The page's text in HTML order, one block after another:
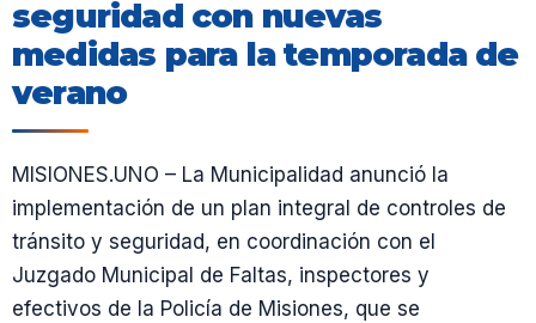
seguridad con nuevas
medidas para la temporada de
verano
MISIONES.UNO – La Municipalidad anunció la
implementación de un plan integral de controles de
tránsito y seguridad, en coordinación con el
Juzgado Municipal de Faltas, inspectores y
efectivos de la Policía de Misiones, que se